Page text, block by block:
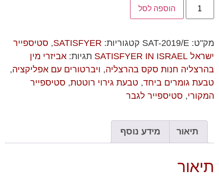
הוספה לסל
מק"ט: SAT-2019/E קטגוריות: SATISFYER
, סטיספייר
ישראל SATISFYER IN ISRAEL
תגיות: אביזרי מין
בהרצליה חנות סקס בהרצליה, ויברטורים עם אפליקציה,
טבעת גומרים ביחד, טבעת גירוי רוטטת, סטיספייר
המקורי, סטיספייר לגבר
תיאור מידע נוסף
תיאור